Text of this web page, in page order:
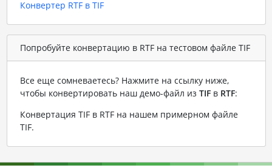
Конвертер RTF в TIF
Попробуйте конвертацию в RTF на тестовом файле TIF
Все еще сомневаетесь? Нажмите на ссылку ниже,
чтобы конвертировать наш демо-файл из TIFв RTF:
Конвертация TIF в RTF на нашем примерном файле
TIF.